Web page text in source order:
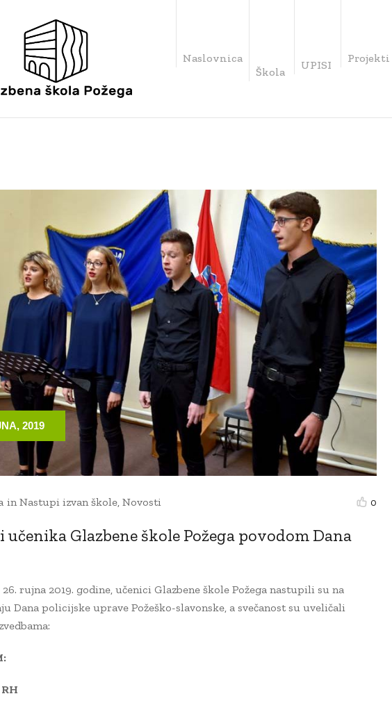
Naslovnica
Škola
UPISI
Projekti
2019
0
in Nastupi izvan škole Novosti
učenika Glazbene škole Požega povodom Dana
rujna 2019. godine, učenici Glazbene škole Požega nastupili su na
Dana policijske uprave Požeško-slavonske, a svečanost su uveličali